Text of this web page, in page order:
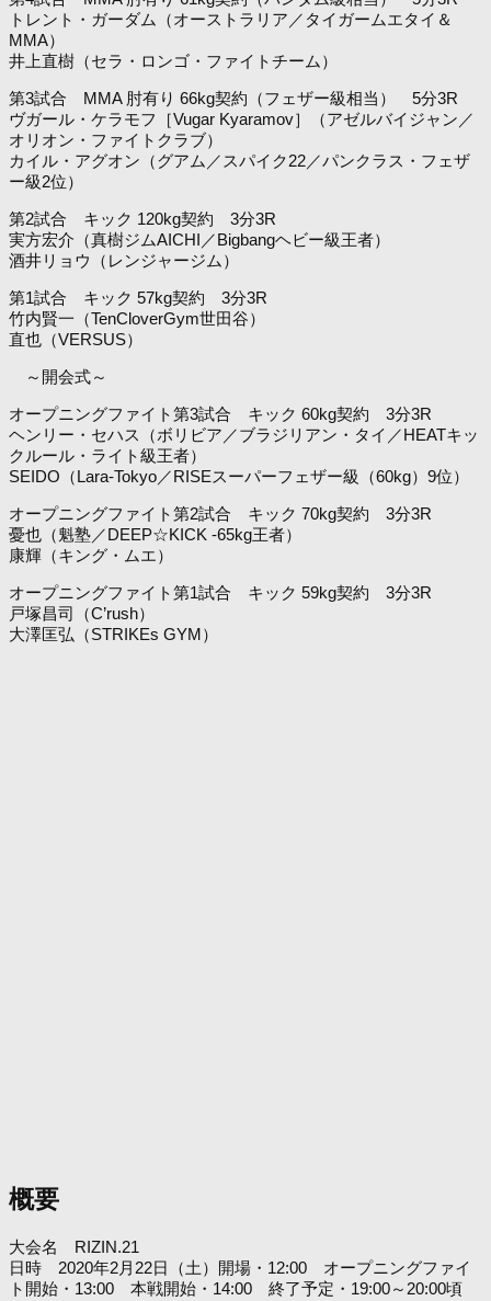
トレント・ガーダム（オーストラリア／タイガームエタイ＆
MMA）
井上直樹（セラ・ロンゴ・ファイトチーム）
第3試合 MMA 肘有り 66kg契約（フェザー級相当） 5分3R
ヴガール・ケラモフ［Vugar Kyaramov］（アゼルバイジャン／
オリオン・ファイトクラブ）
カイル・アグオン（グアム／スパイク22／パンクラス・フェザ
ー級2位）
第2試合 キック 120kg契約 3分3R
実方宏介（真樹ジムAICHI／Bigbangヘビー級王者）
酒井リョウ（レンジャージム）
第1試合 キック 57kg契約 3分3R
竹内賢一（TenCloverGym世田谷）
直也（VERSUS）
～開会式～
オープニングファイト第3試合 キック 60kg契約 3分3R
ヘンリー・セハス（ボリビア／ブラジリアン・タイ／HEATキッ
クルール・ライト級王者）
SEIDO（Lara-Tokyo／RISEスーパーフェザー級（60kg）9位）
オープニングファイト第2試合 キック 70kg契約 3分3R
憂也（魁塾／DEEP☆KICK -65kg王者）
康輝（キング・ムエ）
オープニングファイト第1試合 キック 59kg契約 3分3R
戸塚昌司（C’rush）
大澤匡弘（STRIKEs GYM）
概要
大会名 RIZIN.21
日時 2020年2月22日（土）開場・12:00 オープニングファイ
ト開始・13:00 本戦開始・14:00 終了予定・19:00～20:00頃